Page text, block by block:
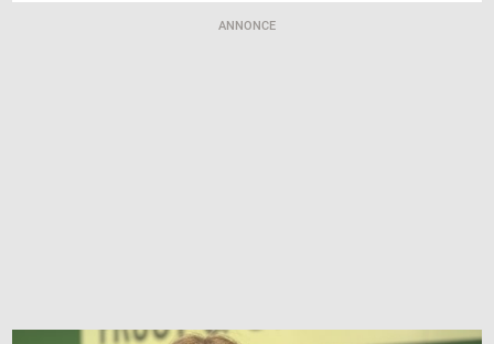
ANNONCE